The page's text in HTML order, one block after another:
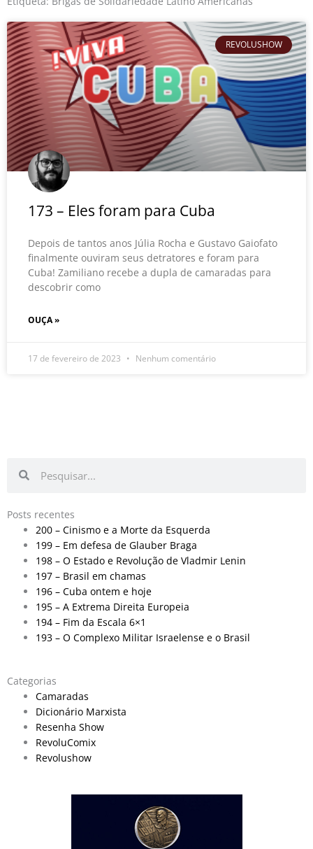
REVOLUSHOW
173 – Eles foram para Cuba
Depois de tantos anos Júlia Rocha e Gustavo Gaiofato
finalmente ouviram seus detratores e foram para
Cuba! Zamiliano recebe a dupla de camaradas para
descobrir como
OUÇA »
17 de fevereiro de 2023 Nenhum comentário
Posts recentes
200 – Cinismo e a Morte da Esquerda
199 – Em defesa de Glauber Braga
198 – O Estado e Revolução de Vladmir Lenin
197 – Brasil em chamas
196 – Cuba ontem e hoje
195 – A Extrema Direita Europeia
194 – Fim da Escala 6×1
193 – O Complexo Militar Israelense e o Brasil
Categorias
Camaradas
Dicionário Marxista
Resenha Show
RevoluComix
Revolushow